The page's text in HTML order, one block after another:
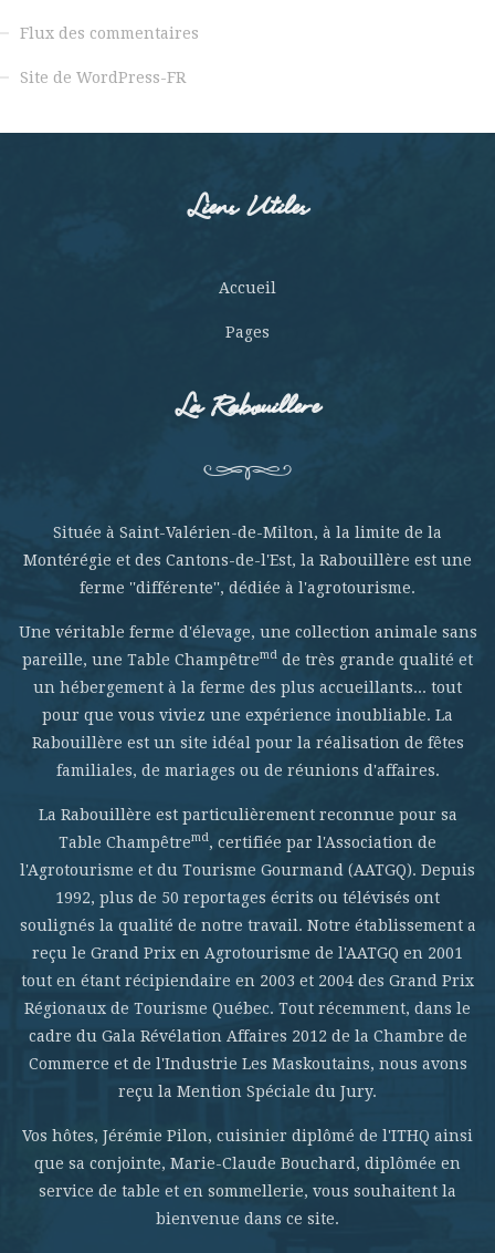
Flux des commentaires
Site de WordPress-FR
Liens Utiles
Accueil
Pages
La Rabouillere
Située à Saint-Valérien-de-Milton, à la limite de la
Montérégie et des Cantons-de-l'Est, la Rabouillère est une
ferme ''différente'', dédiée à l'agrotourisme.
Une véritable ferme d'élevage, une collection animale sans
pareille, une Table Champêtremd de très grande qualité et
un hébergement à la ferme des plus accueillants... tout
pour que vous viviez une expérience inoubliable. La
Rabouillère est un site idéal pour la réalisation de fêtes
familiales, de mariages ou de réunions d'affaires.
La Rabouillère est particulièrement reconnue pour sa
Table Champêtremd, certifiée par l'Association de
l'Agrotourisme et du Tourisme Gourmand (AATGQ). Depuis
1992, plus de 50 reportages écrits ou télévisés ont
soulignés la qualité de notre travail. Notre établissement a
reçu le Grand Prix en Agrotourisme de l'AATGQ en 2001
tout en étant récipiendaire en 2003 et 2004 des Grand Prix
Régionaux de Tourisme Québec. Tout récemment, dans le
cadre du Gala Révélation Affaires 2012 de la Chambre de
Commerce et de l'Industrie Les Maskoutains, nous avons
reçu la Mention Spéciale du Jury.
Vos hôtes, Jérémie Pilon, cuisinier diplômé de l'ITHQ ainsi
que sa conjointe, Marie-Claude Bouchard, diplômée en
service de table et en sommellerie, vous souhaitent la
bienvenue dans ce site.